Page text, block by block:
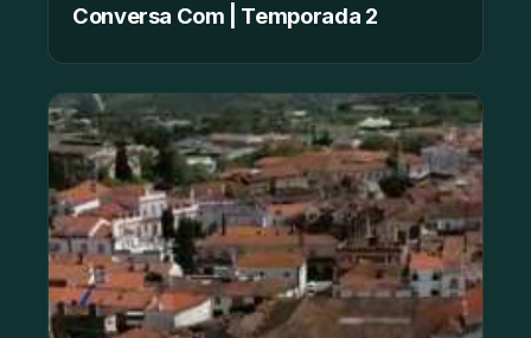
Conversa Com | Temporada 2